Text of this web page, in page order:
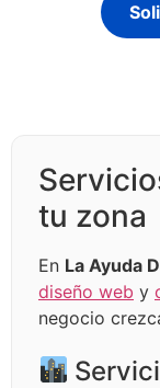
tu zona
En La Ayuda
diseño web y
negocio